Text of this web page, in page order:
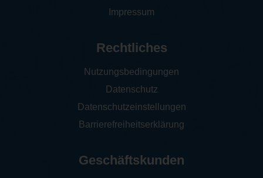
Impressum
Rechtliches
Nutzungsbedingungen
Datenschutz
Datenschutzeinstellungen
Barrierefreiheitserklärung
Geschäftskunden